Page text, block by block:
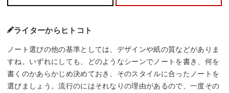
ライターからヒトコト
ノート選びの他の基準としては、デザインや紙の質などがありま
すね。いずれにしても、どのようなシーンでノートを書き、何を
書くのかあらかじめ決めておき、そのスタイルに合ったノートを
選びましょう。流行のにはそれなりの理由があるので、一度その